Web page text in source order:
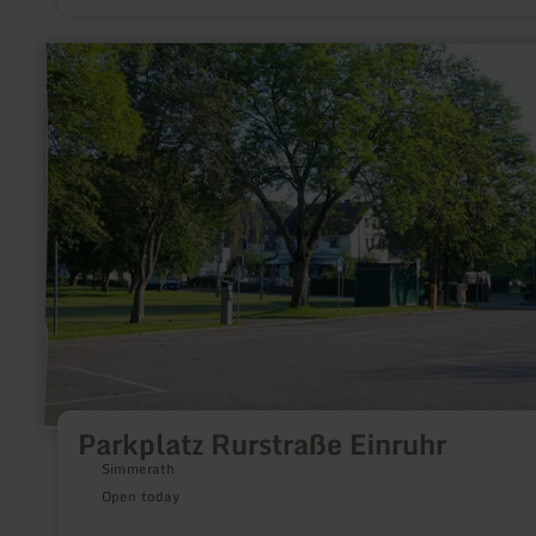
Parkplatz Rurstraße Einruhr
Simmerath
Open today
learn
more
about:
Parkplatz
Rurstraße
Einruhr